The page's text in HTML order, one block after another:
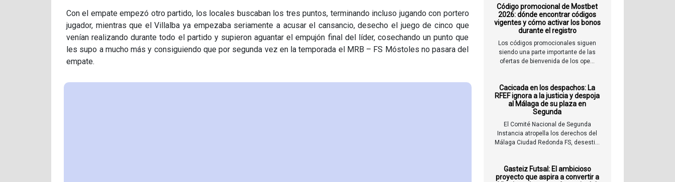
Con el empate empezó otro partido, los locales buscaban los tres puntos, terminando incluso jugando con portero
jugador, mientras que el Villalba ya empezaba seriamente a acusar el cansancio, desecho el juego de cinco que
venían realizando durante todo el partido y supieron aguantar el empujón final del líder, cosechando un punto que
les supo a mucho más y consiguiendo que por segunda vez en la temporada el MRB – FS Móstoles no pasara del
empate.
Código promocional de Mostbet
2026: dónde encontrar códigos
vigentes y cómo activar los bonos
durante el registro
Los códigos promocionales siguen
siendo una parte importante de las
ofertas de bienvenida de los ope...
Cacicada en los despachos: La
RFEF ignora a la justicia y despoja
al Málaga de su plaza en
Segunda
El Comité Nacional de Segunda
Instancia atropella los derechos del
Málaga Ciudad Redonda FS, desesti...
Gasteiz Futsal: El ambicioso
proyecto que aspira a convertir a